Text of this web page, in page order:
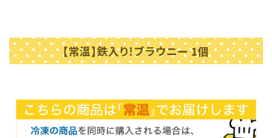
【常温】鉄入り！ブラウニー 1個